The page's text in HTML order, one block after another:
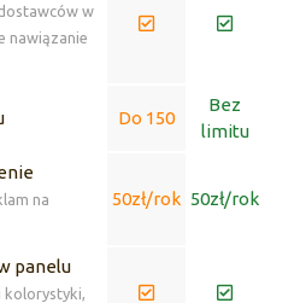
w
nawiązanie
Do 150
Bez
limitu
na
50zł/rok 50zł/rok
panelu
kolorystyki,